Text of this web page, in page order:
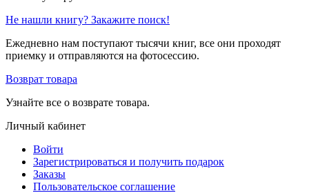
Не нашли книгу? Закажите поиск!
Ежедневно нам поступают тысячи книг, все они проходят
приемку и отправляются на фотосессию.
Возврат товара
Узнайте все о возврате товара.
Личный кабинет
Войти
Зарегистрироваться и получить подарок
Заказы
Пользовательское соглашение